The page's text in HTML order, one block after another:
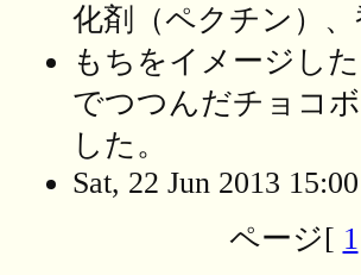
化剤（ペクチン）
もちをイメージし
でつつんだチョコ
した。
Sat, 22 Jun 2013
ページ[ 1